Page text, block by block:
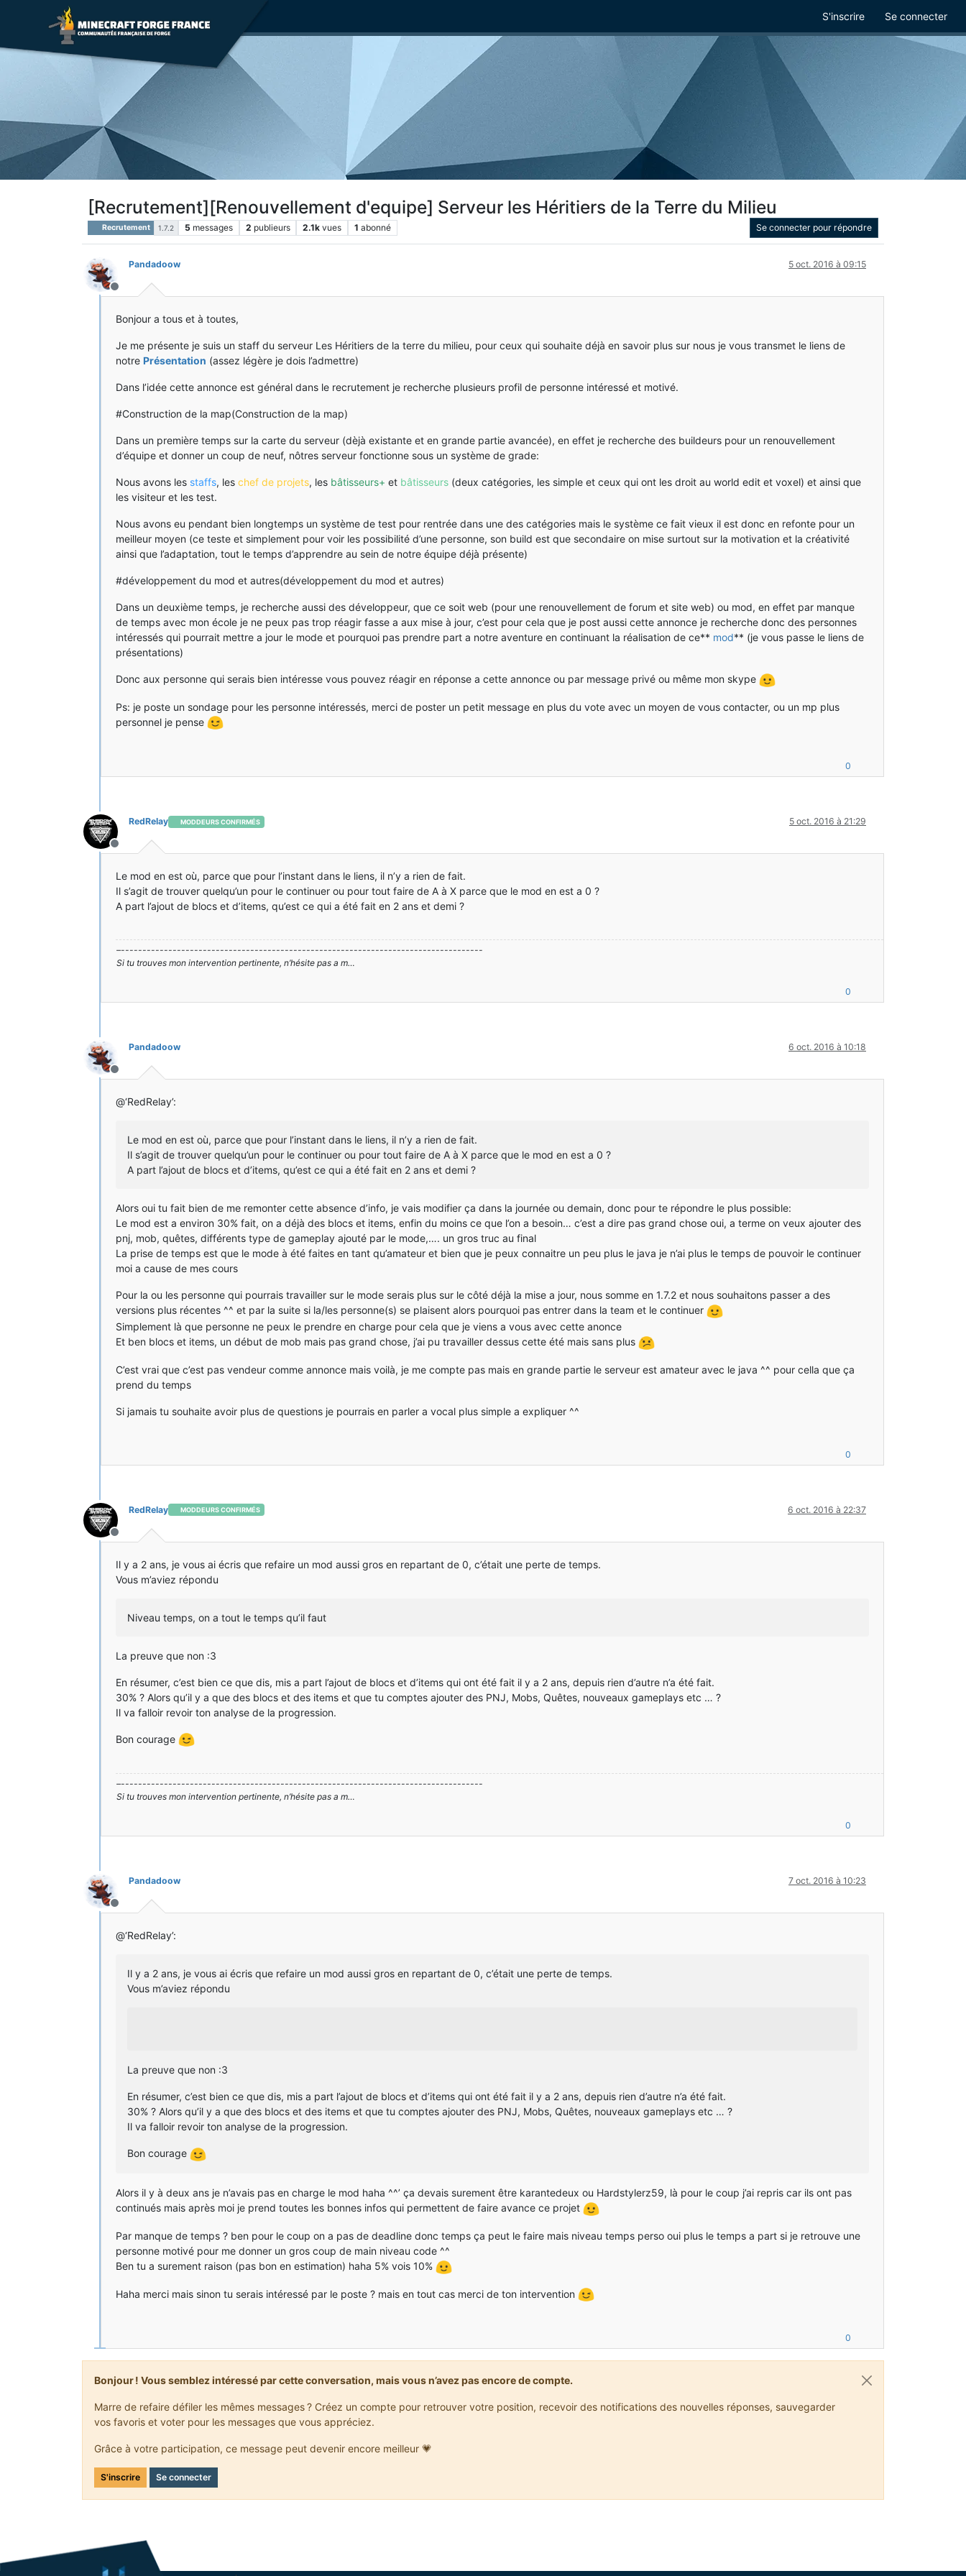
S'inscrire Se connecter
[Recrutement][Renouvellement d'equipe] Serveur les Héritiers de la Terre du Milieu
Recrutement 1.7.2 5 messages 2 publieurs 2.1k vues 1 abonné Se connecter pour répondre
Hors-ligne
Pandadoow 5 oct. 2016 à 09:15
Bonjour a tous et à toutes,
Je me présente je suis un staff du serveur Les Héritiers de la terre du milieu, pour ceux qui souhaite déjà en savoir plus sur nous je vous transmet le liens de
notre Présentation (assez légère je dois l’admettre)
Dans l’idée cette annonce est général dans le recrutement je recherche plusieurs profil de personne intéressé et motivé.
#Construction de la map(Construction de la map)
Dans un première temps sur la carte du serveur (dèjà existante et en grande partie avancée), en effet je recherche des buildeurs pour un renouvellement
d’équipe et donner un coup de neuf, nôtres serveur fonctionne sous un système de grade:
Nous avons les staffs, les chef de projets, les bâtisseurs+ et bâtisseurs (deux catégories, les simple et ceux qui ont les droit au world edit et voxel) et ainsi que
les visiteur et les test.
Nous avons eu pendant bien longtemps un système de test pour rentrée dans une des catégories mais le système ce fait vieux il est donc en refonte pour un
meilleur moyen (ce teste et simplement pour voir les possibilité d’une personne, son build est que secondaire on mise surtout sur la motivation et la créativité
ainsi que l’adaptation, tout le temps d’apprendre au sein de notre équipe déjà présente)
#développement du mod et autres(développement du mod et autres)
Dans un deuxième temps, je recherche aussi des développeur, que ce soit web (pour une renouvellement de forum et site web) ou mod, en effet par manque
de temps avec mon école je ne peux pas trop réagir fasse a aux mise à jour, c’est pour cela que je post aussi cette annonce je recherche donc des personnes
intéressés qui pourrait mettre a jour le mode et pourquoi pas prendre part a notre aventure en continuant la réalisation de ce** mod** (je vous passe le liens de
présentations)
Donc aux personne qui serais bien intéresse vous pouvez réagir en réponse a cette annonce ou par message privé ou même mon skype
Ps: je poste un sondage pour les personne intéressés, merci de poster un petit message en plus du vote avec un moyen de vous contacter, ou un mp plus
personnel je pense
0
Hors-ligne
RedRelay MODDEURS CONFIRMÉS 5 oct. 2016 à 21:29
Le mod en est où, parce que pour l’instant dans le liens, il n’y a rien de fait.
Il s’agit de trouver quelqu’un pour le continuer ou pour tout faire de A à X parce que le mod en est a 0 ?
A part l’ajout de blocs et d’items, qu’est ce qui a été fait en 2 ans et demi ?
–------------------------------------------------------------------------------------
Si tu trouves mon intervention pertinente, n’hésite pas a m…
0
Hors-ligne
Pandadoow 6 oct. 2016 à 10:18
@‘RedRelay’:
Le mod en est où, parce que pour l’instant dans le liens, il n’y a rien de fait.
Il s’agit de trouver quelqu’un pour le continuer ou pour tout faire de A à X parce que le mod en est a 0 ?
A part l’ajout de blocs et d’items, qu’est ce qui a été fait en 2 ans et demi ?
Alors oui tu fait bien de me remonter cette absence d’info, je vais modifier ça dans la journée ou demain, donc pour te répondre le plus possible:
Le mod est a environ 30% fait, on a déjà des blocs et items, enfin du moins ce que l’on a besoin… c’est a dire pas grand chose oui, a terme on veux ajouter des
pnj, mob, quêtes, différents type de gameplay ajouté par le mode,…. un gros truc au final
La prise de temps est que le mode à été faites en tant qu’amateur et bien que je peux connaitre un peu plus le java je n’ai plus le temps de pouvoir le continuer
moi a cause de mes cours
Pour la ou les personne qui pourrais travailler sur le mode serais plus sur le côté déjà la mise a jour, nous somme en 1.7.2 et nous souhaitons passer a des
versions plus récentes ^^ et par la suite si la/les personne(s) se plaisent alors pourquoi pas entrer dans la team et le continuer
Simplement là que personne ne peux le prendre en charge pour cela que je viens a vous avec cette anonce
Et ben blocs et items, un début de mob mais pas grand chose, j’ai pu travailler dessus cette été mais sans plus
C’est vrai que c’est pas vendeur comme annonce mais voilà, je me compte pas mais en grande partie le serveur est amateur avec le java ^^ pour cella que ça
prend du temps
Si jamais tu souhaite avoir plus de questions je pourrais en parler a vocal plus simple a expliquer ^^
0
Hors-ligne
RedRelay MODDEURS CONFIRMÉS 6 oct. 2016 à 22:37
Il y a 2 ans, je vous ai écris que refaire un mod aussi gros en repartant de 0, c’était une perte de temps.
Vous m’aviez répondu
Niveau temps, on a tout le temps qu’il faut
La preuve que non :3
En résumer, c’est bien ce que dis, mis a part l’ajout de blocs et d’items qui ont été fait il y a 2 ans, depuis rien d’autre n’a été fait.
30% ? Alors qu’il y a que des blocs et des items et que tu comptes ajouter des PNJ, Mobs, Quêtes, nouveaux gameplays etc … ?
Il va falloir revoir ton analyse de la progression.
Bon courage
–------------------------------------------------------------------------------------
Si tu trouves mon intervention pertinente, n’hésite pas a m…
0
Hors-ligne
Pandadoow 7 oct. 2016 à 10:23
@‘RedRelay’:
Il y a 2 ans, je vous ai écris que refaire un mod aussi gros en repartant de 0, c’était une perte de temps.
Vous m’aviez répondu
La preuve que non :3
En résumer, c’est bien ce que dis, mis a part l’ajout de blocs et d’items qui ont été fait il y a 2 ans, depuis rien d’autre n’a été fait.
30% ? Alors qu’il y a que des blocs et des items et que tu comptes ajouter des PNJ, Mobs, Quêtes, nouveaux gameplays etc … ?
Il va falloir revoir ton analyse de la progression.
Bon courage
Alors il y à deux ans je n’avais pas en charge le mod haha ^^’ ça devais surement être karantedeux ou Hardstylerz59, là pour le coup j’ai repris car ils ont pas
continués mais après moi je prend toutes les bonnes infos qui permettent de faire avance ce projet
Par manque de temps ? ben pour le coup on a pas de deadline donc temps ça peut le faire mais niveau temps perso oui plus le temps a part si je retrouve une
personne motivé pour me donner un gros coup de main niveau code ^^
Ben tu a surement raison (pas bon en estimation) haha 5% vois 10%
Haha merci mais sinon tu serais intéressé par le poste ? mais en tout cas merci de ton intervention
0
Bonjour ! Vous semblez intéressé par cette conversation, mais vous n’avez pas encore de compte.
Marre de refaire défiler les mêmes messages ? Créez un compte pour retrouver votre position, recevoir des notifications des nouvelles réponses, sauvegarder
vos favoris et voter pour les messages que vous appréciez.
Grâce à votre participation, ce message peut devenir encore meilleur 💗
S'inscrire Se connecter